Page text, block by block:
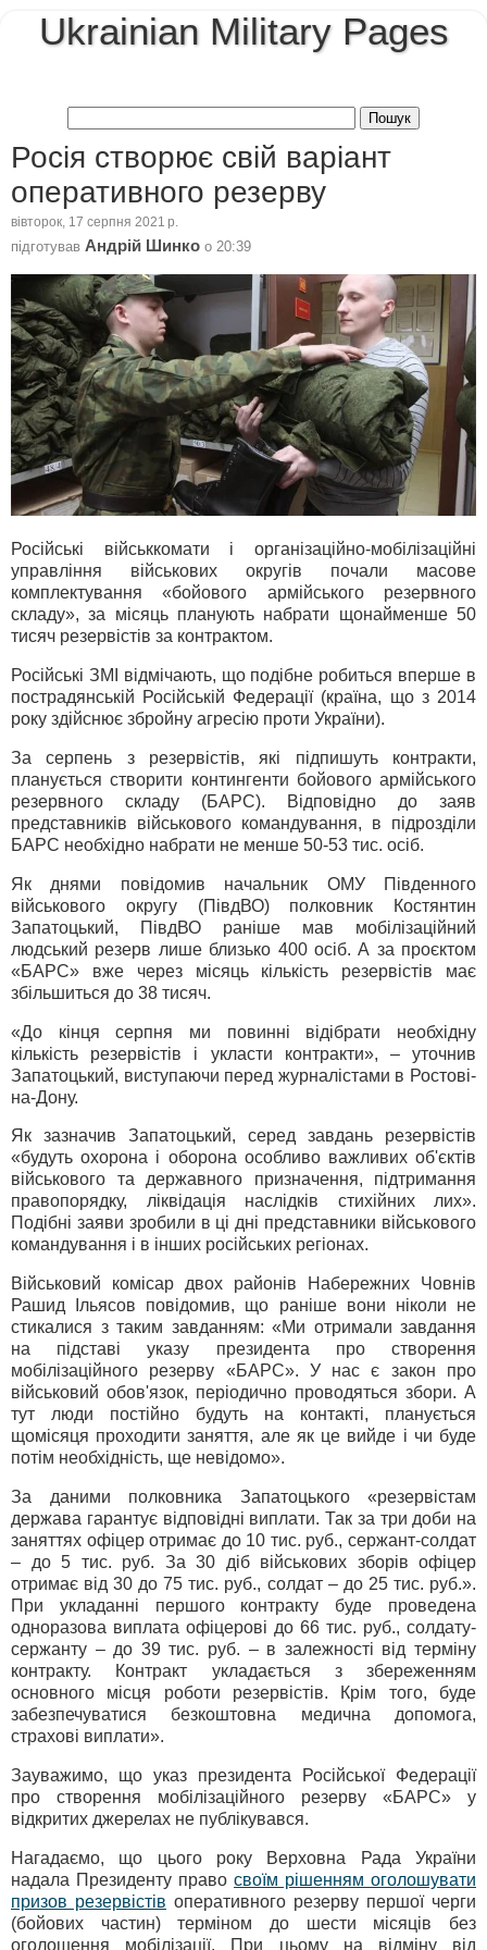
Ukrainian Military Pages
Росія створює свій варіант
оперативного резерву
вівторок, 17 серпня 2021 р.
підготував Андрій Шинко о 20:39
Російські військкомати і організаційно-мобілізаційні
управління військових округів почали масове
комплектування «бойового армійського резервного
складу», за місяць планують набрати щонайменше 50
тисяч резервістів за контрактом.
Російські ЗМІ відмічають, що подібне робиться вперше в
пострадянській Російській Федерації (країна, що з 2014
року здійснює збройну агресію проти України).
За серпень з резервістів, які підпишуть контракти,
планується створити контингенти бойового армійського
резервного складу (БАРС). Відповідно до заяв
представників військового командування, в підрозділи
БАРС необхідно набрати не менше 50-53 тис. осіб.
Як днями повідомив начальник ОМУ Південного
військового округу (ПівдВО) полковник Костянтин
Запатоцький, ПівдВО раніше мав мобілізаційний
людський резерв лише близько 400 осіб. А за проєктом
«БАРС» вже через місяць кількість резервістів має
збільшиться до 38 тисяч.
«До кінця серпня ми повинні відібрати необхідну
кількість резервістів і укласти контракти», – уточнив
Запатоцький, виступаючи перед журналістами в Ростові-
на-Дону.
Як зазначив Запатоцький, серед завдань резервістів
«будуть охорона і оборона особливо важливих об'єктів
військового та державного призначення, підтримання
правопорядку, ліквідація наслідків стихійних лих».
Подібні заяви зробили в ці дні представники військового
командування і в інших російських регіонах.
Військовий комісар двох районів Набережних Човнів
Рашид Ільясов повідомив, що раніше вони ніколи не
стикалися з таким завданням: «Ми отримали завдання
на підставі указу президента про створення
мобілізаційного резерву «БАРС». У нас є закон про
військовий обов'язок, періодично проводяться збори. А
тут люди постійно будуть на контакті, планується
щомісяця проходити заняття, але як це вийде і чи буде
потім необхідність, ще невідомо».
За даними полковника Запатоцького «резервістам
держава гарантує відповідні виплати. Так за три доби на
заняттях офіцер отримає до 10 тис. руб., сержант-солдат
– до 5 тис. руб. За 30 діб військових зборів офіцер
отримає від 30 до 75 тис. руб., солдат – до 25 тис. руб.».
При укладанні першого контракту буде проведена
одноразова виплата офіцерові до 66 тис. руб., солдату-
сержанту – до 39 тис. руб. – в залежності від терміну
контракту. Контракт укладається з збереженням
основного місця роботи резервістів. Крім того, буде
забезпечуватися безкоштовна медична допомога,
страхові виплати».
Зауважимо, що указ президента Російської Федерації
про створення мобілізаційного резерву «БАРС» у
відкритих джерелах не публікувався.
Нагадаємо, що цього року Верховна Рада України
надала Президенту право своїм рішенням оголошувати
призов резервістів оперативного резерву першої черги
(бойових частин) терміном до шести місяців без
оголошення мобілізації. При цьому на відміну від